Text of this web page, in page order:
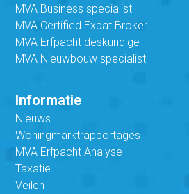
MVA Business specialist
MVA Certified Expat Broker
MVA Erfpacht deskundige
MVA Nieuwbouw specialist
Informatie
Nieuws
Woningmarktrapportages
MVA Erfpacht Analyse
Taxatie
Veilen